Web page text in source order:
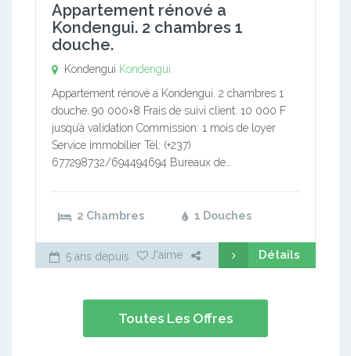
Appartement rénové a
Kondengui. 2 chambres 1
douche.
Kondengui Kondengui
Appartement rénové a Kondengui. 2 chambres 1
douche..90 000×8 Frais de suivi client: 10 000 F
jusqu’à validation Commission: 1 mois de loyer
Service immobilier Tél: (+237)
677298732/694494694 Bureaux de…
2 Chambres 1 Douches
5 ans depuis J'aime Détails
Toutes Les Offres